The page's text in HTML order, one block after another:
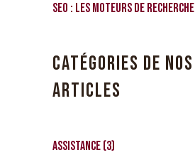
SEO : les moteurs de recherche
CATÉGORIES DE NOS
ARTICLES
Assistance(3)